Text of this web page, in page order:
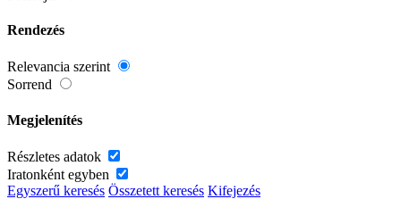
Rendezés
Relevancia szerint
Sorrend
Megjelenítés
Részletes adatok
Iratonként egyben
Egyszerű keresés Összetett keresés Kifejezés